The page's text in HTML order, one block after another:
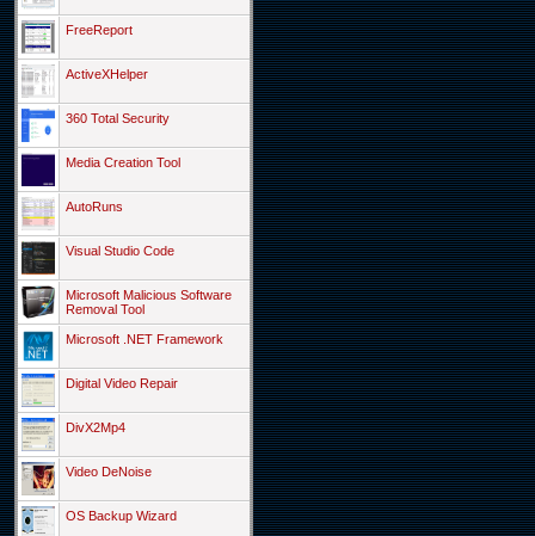
FreeReport
ActiveXHelper
360 Total Security
Media Creation Tool
AutoRuns
Visual Studio Code
Microsoft Malicious Software
Removal Tool
Microsoft .NET Framework
Digital Video Repair
DivX2Mp4
Video DeNoise
OS Backup Wizard